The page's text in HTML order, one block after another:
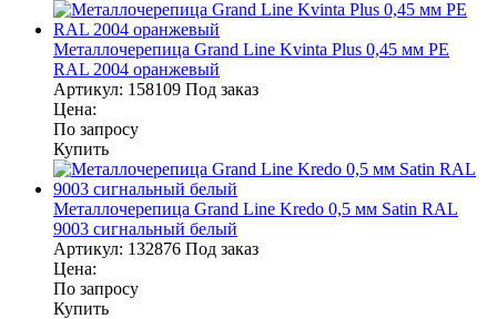
Металлочерепица Grand Line Kvinta Plus 0,45 мм PE
RAL 2004 оранжевый
Артикул: 158109 Под заказ
Цена:
По запросу
Купить
Металлочерепица Grand Line Kredo 0,5 мм Satin RAL
9003 сигнальный белый
Артикул: 132876 Под заказ
Цена:
По запросу
Купить